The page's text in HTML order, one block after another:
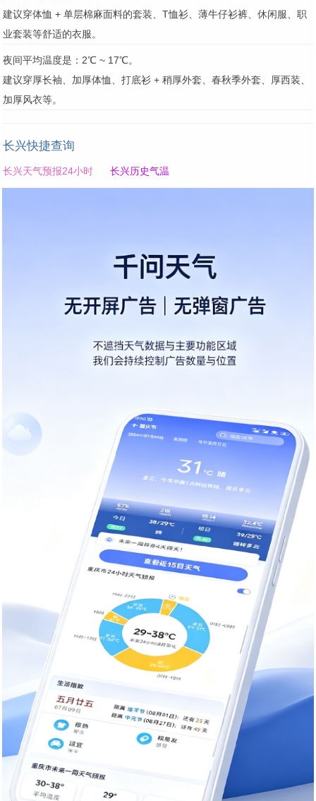
建议穿体恤 + 单层棉麻面料的套装、T恤衫、薄牛仔衫裤、休闲服、职
业套装等舒适的衣服。
夜间平均温度是：2℃ ~ 17℃。
建议穿厚长袖、加厚体恤、打底衫 + 稍厚外套、春秋季外套、厚西装、
加厚风衣等。
长兴快捷查询
长兴天气预报24小时 长兴历史气温